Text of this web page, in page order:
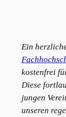
Ein
kostenfrei
Diese
jungen
unseren